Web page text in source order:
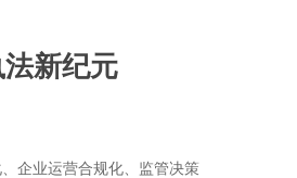
新纪元
企业运营合规化、监管决策